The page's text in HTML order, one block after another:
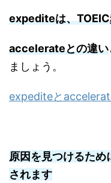
expediteは、
accelerateとの違い
ましょう。
expediteと
原因を見つけるた
されます